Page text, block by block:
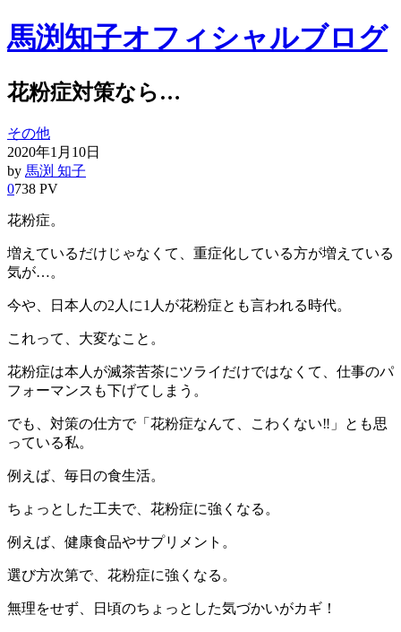
馬渕知子オフィシャルブログ
花粉症対策なら…
その他
2020年1月10日
by 馬渕 知子
0738 PV
花粉症。
増えているだけじゃなくて、重症化している方が増えている
気が…。
今や、日本人の2人に1人が花粉症とも言われる時代。
これって、大変なこと。
花粉症は本人が滅茶苦茶にツライだけではなくて、仕事のパ
フォーマンスも下げてしまう。
でも、対策の仕方で「花粉症なんて、こわくない‼︎」とも思
っている私。
例えば、毎日の食生活。
ちょっとした工夫で、花粉症に強くなる。
例えば、健康食品やサプリメント。
選び方次第で、花粉症に強くなる。
無理をせず、日頃のちょっとした気づかいがカギ！